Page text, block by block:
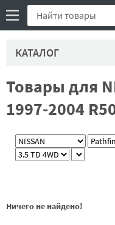
КАТАЛОГ
Товары для
1997-2004
Ничего не найдено!